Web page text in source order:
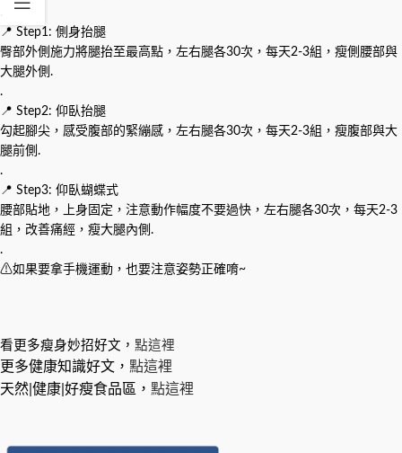
.
📍 Step1: 側身抬腿
臀部外側施力將腿抬至最高點，左右腿各30次，每天2-3組，瘦側腰部與
大腿外側.
.
📍 Step2: 仰臥抬腿
勾起腳尖，感受腹部的緊繃感，左右腿各30次，每天2-3組，瘦腹部與大
腿前側.
.
📍 Step3: 仰臥蝴蝶式
腰部貼地，上身固定，注意動作幅度不要過快，左右腿各30次，每天2-3
組，改善痛經，瘦大腿內側.
.
⚠如果要拿手機運動，也要注意姿勢正確唷~
看更多瘦身妙招好文， 點這裡
更多健康知識好文， 點這裡
天然|健康|好瘦食品區， 點這裡